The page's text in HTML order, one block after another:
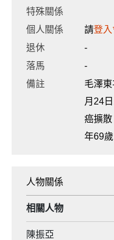
特殊關係
個人關係
請登入
退休
-
落馬
-
備註
毛澤
月24
癌擴
年69歲
人物關係
相關人物
陳振亞